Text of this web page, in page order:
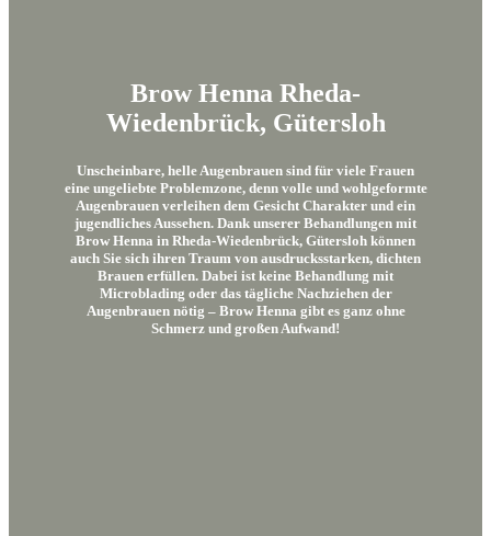
Brow Henna Rheda-
Wiedenbrück, Gütersloh
Unscheinbare, helle Augenbrauen sind für viele Frauen
eine ungeliebte Problemzone, denn volle und wohlgeformte
Augenbrauen verleihen dem Gesicht Charakter und ein
jugendliches Aussehen. Dank unserer Behandlungen mit
Brow Henna in Rheda-Wiedenbrück, Gütersloh können
auch Sie sich ihren Traum von ausdrucksstarken, dichten
Brauen erfüllen. Dabei ist keine Behandlung mit
Microblading oder das tägliche Nachziehen der
Augenbrauen nötig – Brow Henna gibt es ganz ohne
Schmerz und großen Aufwand!